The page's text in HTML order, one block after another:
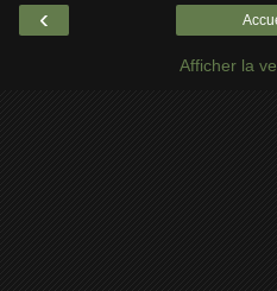
‹
Afficher la